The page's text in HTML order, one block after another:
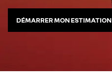
DÉMARRER MON ESTIMATION